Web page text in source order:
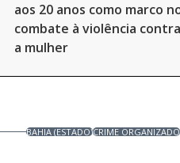
aos 20 anos como marco
combate à violência contra
a mulher
BAHIA (ESTADO)CRIME ORGANIZADO